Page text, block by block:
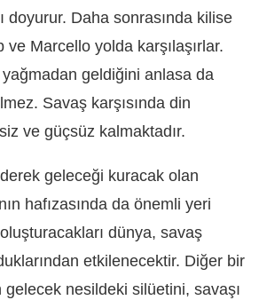
doyurur. Daha sonrasında kilise
ve Marcello yolda karşılaşırlar.
geldiğini anlasa da
Savaş karşısında din
ve güçsüz kalmaktadır.
geleceği kuracak olan
hafızasında da önemli yeri
dünya, savaş
etkilenecektir. Diğer bir
gelecek nesildeki silüetini, savaşı